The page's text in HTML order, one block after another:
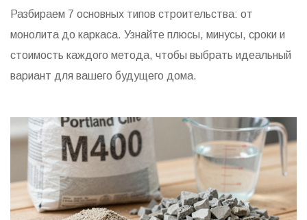
Разбираем 7 основных типов строительства: от
монолита до каркаса. Узнайте плюсы, минусы, сроки и
стоимость каждого метода, чтобы выбрать идеальный
вариант для вашего будущего дома.